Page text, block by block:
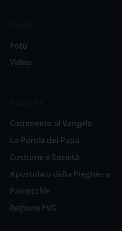
Foto
Video
Commento al Vangelo
La Parola del Papa
Costume e Società
Apostolato della Preghiera
Parrocchie
Regione FVG